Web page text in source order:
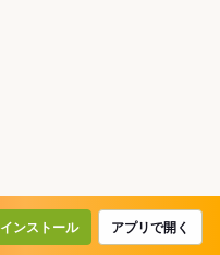
インストール アプリで開く